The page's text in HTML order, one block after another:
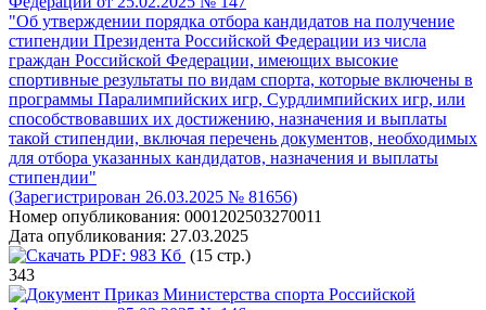
"Об утверждении порядка отбора кандидатов на получение
стипендии Президента Российской Федерации из числа
граждан Российской Федерации, имеющих высокие
спортивные результаты по видам спорта, которые включены в
программы Паралимпийских игр, Сурдлимпийских игр, или
способствовавших их достижению, назначения и выплаты
такой стипендии, включая перечень документов, необходимых
для отбора указанных кандидатов, назначения и выплаты
стипендии"
(Зарегистрирован 26.03.2025 № 81656)
Номер опубликования: 0001202503270011
Дата опубликования: 27.03.2025
PDF: 983 Кб (15 стр.)
343
Приказ Министерства спорта Российской